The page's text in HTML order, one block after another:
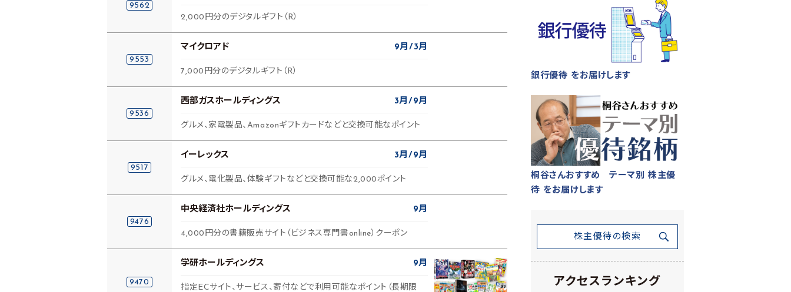
9562
2,000円分のデジタルギフト（R）
9553
マイクロアド 9月 3月
7,000円分のデジタルギフト（R）
9536
西部ガスホールディングス 3月 9月
グルメ、家電製品、Amazonギフトカードなどと交換可能なポイント
9517
イーレックス 3月 9月
グルメ、電化製品、体験ギフトなどと交換可能な2,000ポイント
9476
中央経済社ホールディングス 9月
4,000円分の書籍販売サイト（ビジネス専門書online）クーポン
9470
学研ホールディングス 9月
指定ECサイト、サービス、寄付などで利用可能なポイント（長期限
銀行優待 をお届けします
桐谷さんおすすめ テーマ別 株主優
待 をお届けします
株主優待の検索
アクセスランキング